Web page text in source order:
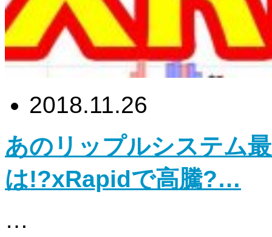
2018.11.26
あのリップルシステム
は!?xRapidで高騰?…
…